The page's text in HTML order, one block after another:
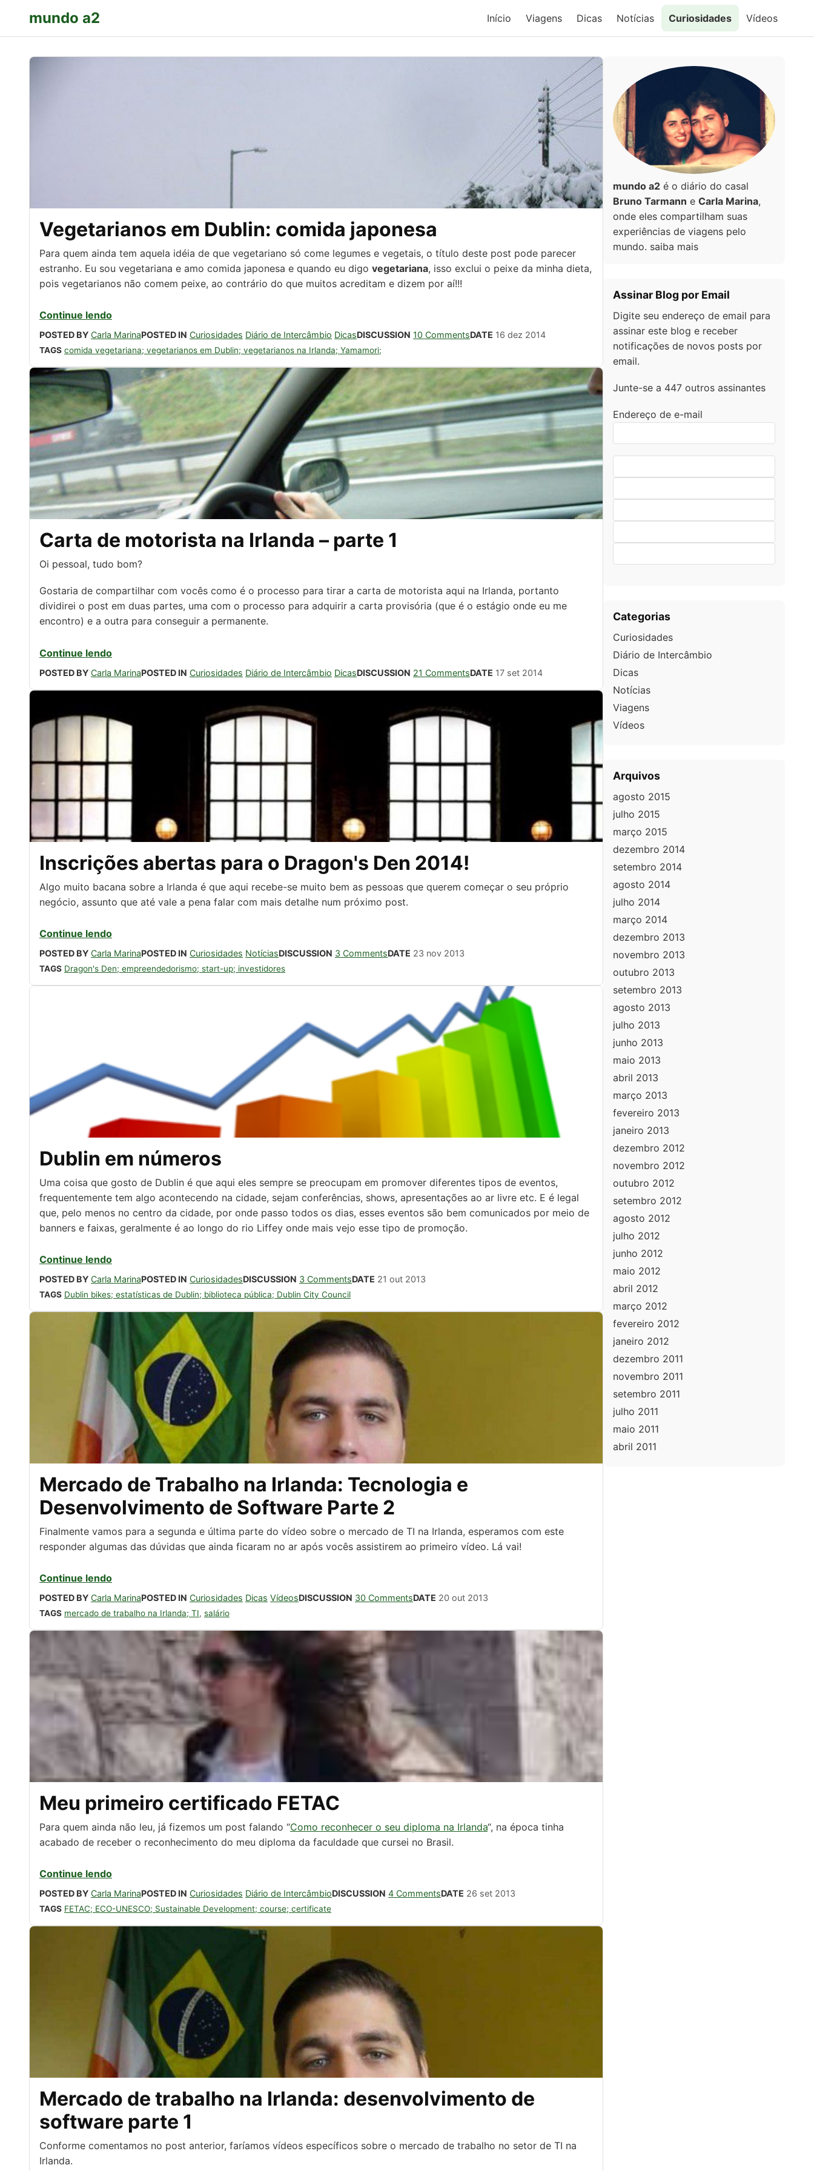
mundo a2 Início Viagens Dicas Notícias Curiosidades Vídeos
Eu na minha visita ao Brasil em 2013 comendo comida japonesa
Vegetarianos em Dublin: comida japonesa
Para quem ainda tem aquela idéia de que vegetariano só come legumes e vegetais, o título deste post pode parecer
estranho. Eu sou vegetariana e amo comida japonesa e quando eu digo vegetariana, isso exclui o peixe da minha dieta,
pois vegetarianos não comem peixe, ao contrário do que muitos acreditam e dizem por aí!!!
Continue lendo
POSTED BY Carla MarinaPOSTED IN Curiosidades Diário de Intercâmbio DicasDISCUSSION 10 CommentsDATE 16 dez 2014
TAGS comida vegetariana; vegetarianos em Dublin; vegetarianos na Irlanda; Yamamori;
Carta de motorista na Irlanda – parte 1
Oi pessoal, tudo bom?
Gostaria de compartilhar com vocês como é o processo para tirar a carta de motorista aqui na Irlanda, portanto
dividirei o post em duas partes, uma com o processo para adquirir a carta provisória (que é o estágio onde eu me
encontro) e a outra para conseguir a permanente.
Continue lendo
POSTED BY Carla MarinaPOSTED IN Curiosidades Diário de Intercâmbio DicasDISCUSSION 21 CommentsDATE 17 set 2014
Inscrições abertas para o Dragon's Den 2014!
Algo muito bacana sobre a Irlanda é que aqui recebe-se muito bem as pessoas que querem começar o seu próprio
negócio, assunto que até vale a pena falar com mais detalhe num próximo post.
Continue lendo
POSTED BY Carla MarinaPOSTED IN Curiosidades NotíciasDISCUSSION 3 CommentsDATE 23 nov 2013
TAGS Dragon's Den; empreendedorismo; start-up; investidores
Dublin em números
Uma coisa que gosto de Dublin é que aqui eles sempre se preocupam em promover diferentes tipos de eventos,
frequentemente tem algo acontecendo na cidade, sejam conferências, shows, apresentações ao ar livre etc. E é legal
que, pelo menos no centro da cidade, por onde passo todos os dias, esses eventos são bem comunicados por meio de
banners e faixas, geralmente é ao longo do rio Liffey onde mais vejo esse tipo de promoção.
Continue lendo
POSTED BY Carla MarinaPOSTED IN CuriosidadesDISCUSSION 3 CommentsDATE 21 out 2013
TAGS Dublin bikes; estatísticas de Dublin; biblioteca pública; Dublin City Council
Mercado de Trabalho na Irlanda: Tecnologia e
Desenvolvimento de Software Parte 2
Finalmente vamos para a segunda e última parte do vídeo sobre o mercado de TI na Irlanda, esperamos com este
responder algumas das dúvidas que ainda ficaram no ar após vocês assistirem ao primeiro vídeo. Lá vai!
Continue lendo
POSTED BY Carla MarinaPOSTED IN Curiosidades Dicas VídeosDISCUSSION 30 CommentsDATE 20 out 2013
TAGS mercado de trabalho na Irlanda; TI, salário
Meu primeiro certificado FETAC
Para quem ainda não leu, já fizemos um post falando “Como reconhecer o seu diploma na Irlanda“, na época tinha
acabado de receber o reconhecimento do meu diploma da faculdade que cursei no Brasil.
Continue lendo
POSTED BY Carla MarinaPOSTED IN Curiosidades Diário de IntercâmbioDISCUSSION 4 CommentsDATE 26 set 2013
TAGS FETAC; ECO-UNESCO; Sustainable Development; course; certificate
Mercado de trabalho na Irlanda: desenvolvimento de
software parte 1
Conforme comentamos no post anterior, faríamos vídeos específicos sobre o mercado de trabalho no setor de TI na
Irlanda.
mundo a2 é o diário do casal
Bruno Tarmann e Carla Marina,
onde eles compartilham suas
experiências de viagens pelo
mundo. saiba mais
Assinar Blog por Email
Digite seu endereço de email para
assinar este blog e receber
notificações de novos posts por
email.
Junte-se a 447 outros assinantes
Endereço de e-mail
Categorias
Curiosidades
Diário de Intercâmbio
Dicas
Notícias
Viagens
Vídeos
Arquivos
agosto 2015
julho 2015
março 2015
dezembro 2014
setembro 2014
agosto 2014
julho 2014
março 2014
dezembro 2013
novembro 2013
outubro 2013
setembro 2013
agosto 2013
julho 2013
junho 2013
maio 2013
abril 2013
março 2013
fevereiro 2013
janeiro 2013
dezembro 2012
novembro 2012
outubro 2012
setembro 2012
agosto 2012
julho 2012
junho 2012
maio 2012
abril 2012
março 2012
fevereiro 2012
janeiro 2012
dezembro 2011
novembro 2011
setembro 2011
julho 2011
maio 2011
abril 2011